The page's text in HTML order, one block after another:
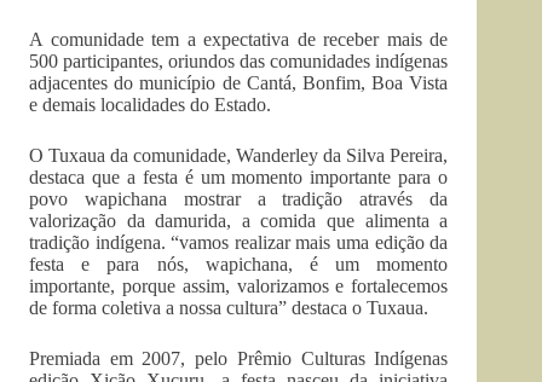
A comunidade tem a expectativa de receber mais de
500 participantes, oriundos das comunidades indígenas
adjacentes do município de Cantá, Bonfim, Boa Vista
e demais localidades do Estado.
O Tuxaua da comunidade, Wanderley da Silva Pereira,
destaca que a festa é um momento importante para o
povo wapichana mostrar a tradição através da
valorização da damurida, a comida que alimenta a
tradição indígena. “vamos realizar mais uma edição da
festa e para nós, wapichana, é um momento
importante, porque assim, valorizamos e fortalecemos
de forma coletiva a nossa cultura” destaca o Tuxaua.
Premiada em 2007, pelo Prêmio Culturas Indígenas